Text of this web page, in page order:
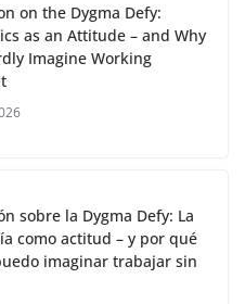
on the Dygma Defy:
as an Attitude – and Why
Imagine Working
sobre la Dygma Defy: La
como actitud – y por qué
imaginar trabajar sin